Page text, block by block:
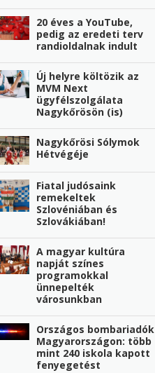
20 éves a YouTube,
pedig az eredeti terv
randioldalnak indult
Új helyre költözik az
MVM Next
ügyfélszolgálata
Nagykőrösön (is)
Nagykőrösi Sólymok
Hétvégéje
Fiatal judósaink
remekeltek
Szlovéniában és
Szlovákiában!
A magyar kultúra
napját színes
programokkal
ünnepelték
városunkban
Országos bombariadók
Magyarországon: több
mint 240 iskola kapott
fenyegetést